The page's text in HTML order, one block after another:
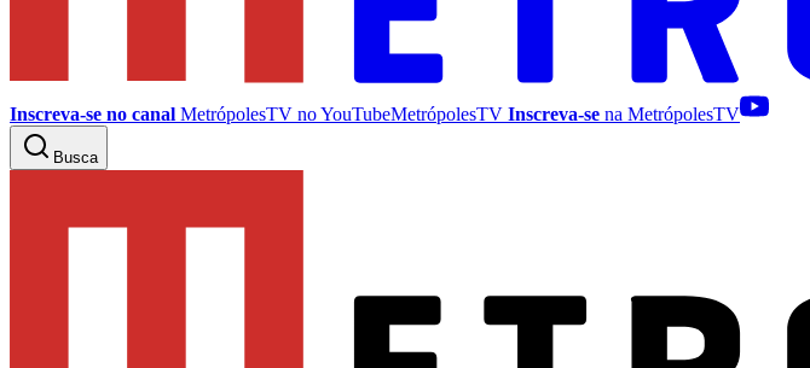
Inscreva-se no canal MetrópolesTV noYouTubeMetrópolesTV Inscreva-se na MetrópolesTV
Busca